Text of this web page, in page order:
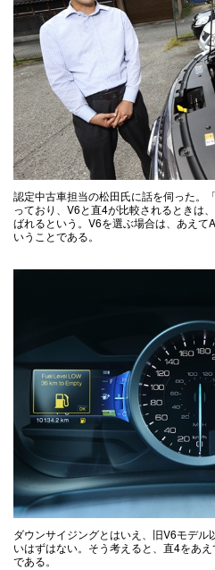
認定中古車担当の松田氏に話を伺った。
っており、V6と直4が比較されるときは
ばれるという。V6を選ぶ場合は、あえて
いうことである。
ダウンサイジングとはいえ、旧V6モデ
いはずはない。そう考えると、直4をあ
である。